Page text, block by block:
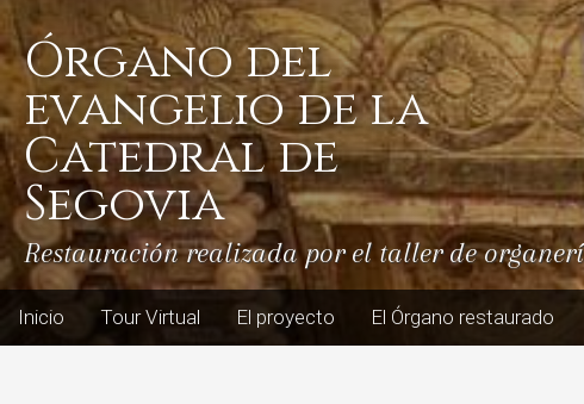
contentÓrgano del
evangelio de la
Catedral de
Segovia
Restauración realizada por el taller de
Inicio Tour Virtual El proyecto El Órgano restaurado